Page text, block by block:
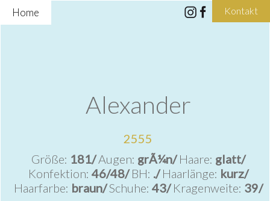
Home Kontakt
Alexander
2555
Größe: 181/Augen: grÃ¼n/Haare: glatt/
Konfektion: 46/48/BH: ./Haarlänge: kurz/
Haarfarbe: braun/Schuhe: 43/Kragenweite: 39/